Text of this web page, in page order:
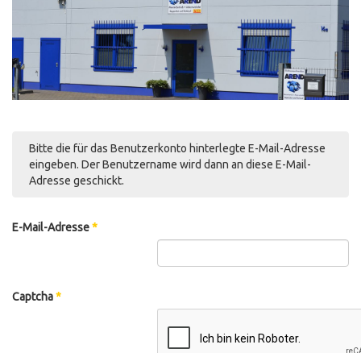
Bitte die für das Benutzerkonto hinterlegte E-Mail-Adresse
eingeben. Der Benutzername wird dann an diese E-Mail-
Adresse geschickt.
E-Mail-Adresse*
Captcha*